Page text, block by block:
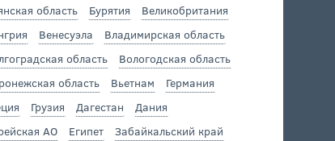
область
Бурятия
Великобритания
Венесуэла
Владимирская область
область
Вологодская область
область
Вьетнам
Германия
Грузия Дагестан
Дания
АО
Египет
Забайкальский край